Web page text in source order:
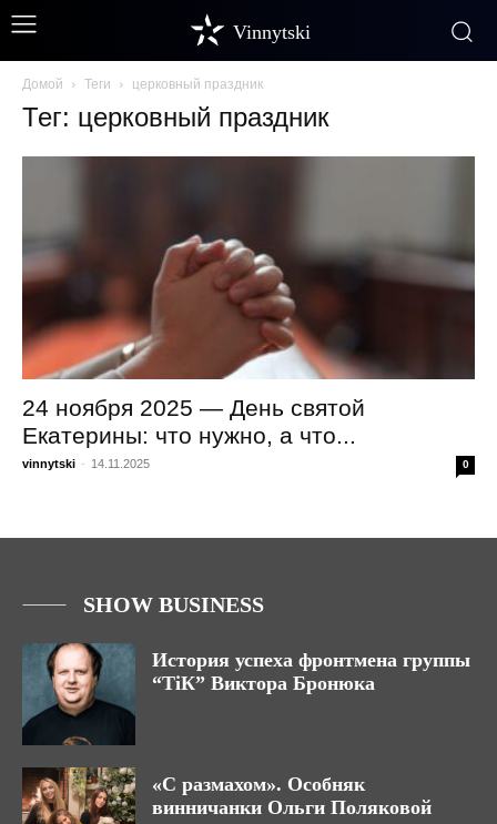
Vinnytski
Домой Теги церковный праздник
Тег: церковный праздник
24 ноября 2025 — День святой
Екатерины: что нужно, а что...
vinnytski - 14.11.2025 0
SHOW BUSINESS
История успеха фронтмена группы
“ТіК” Виктора Бронюка
«С размахом». Особняк
винничанки Ольги Поляковой